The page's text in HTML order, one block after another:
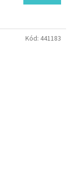
Kód: 441183